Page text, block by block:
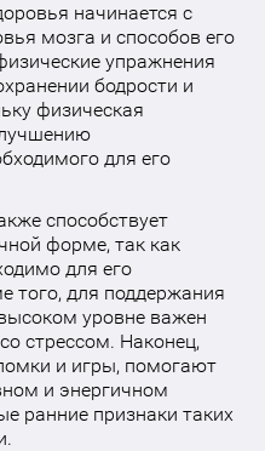
начинается с
мозга и способов его
упражнения
бодрости и
физическая
для его
способствует
форме, так как
для его
того, для поддержания
уровне важен
стрессом. Наконец,
и игры, помогают
и энергичном
ранние признаки таких